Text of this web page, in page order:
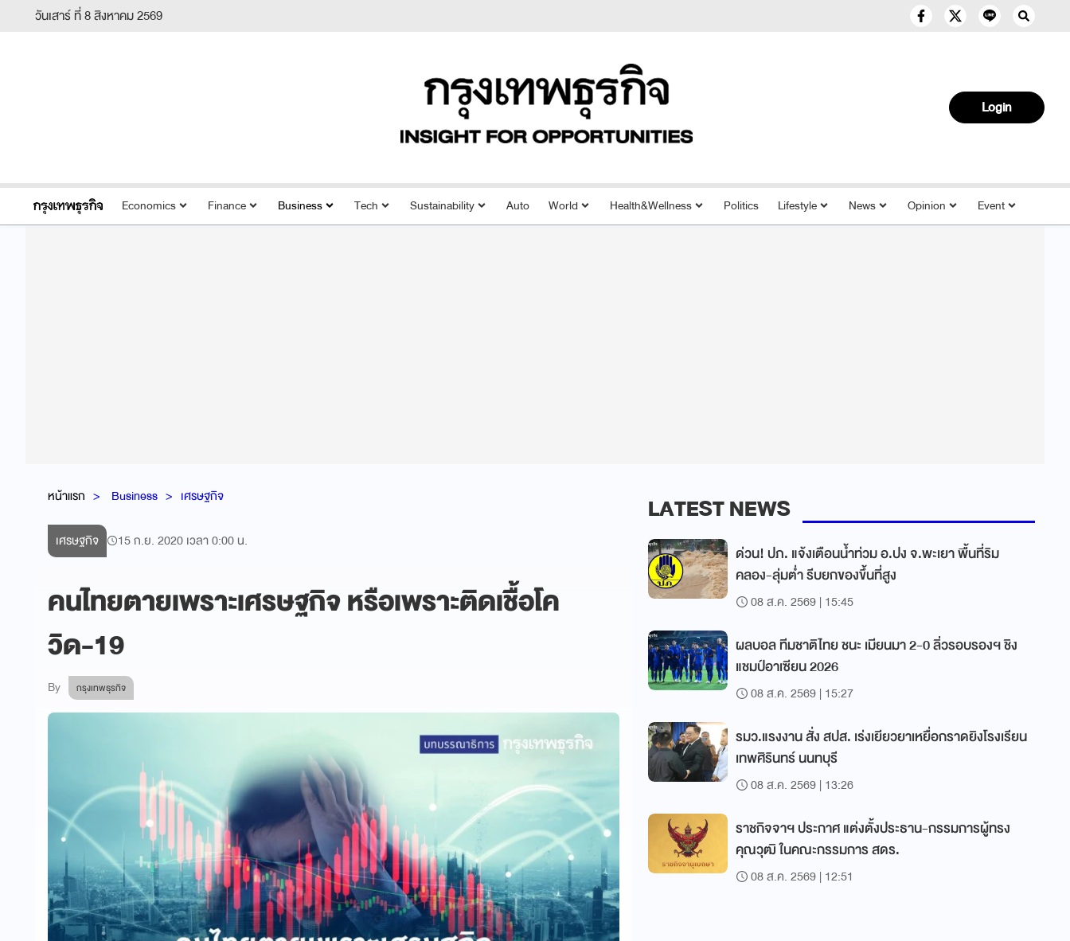
วันเสาร์ ที่ 8 สิงหาคม 2569
Login
Economics Finance Business Tech Sustainability Auto World Health&Wellness Politics Lifestyle News Opinion Event
หน้าแรก Business เศรษฐกิจ
เศรษฐกิจ 15 ก.ย. 2020 เวลา 0:00 น.
คนไทยตายเพราะเศรษฐกิจ หรือเพราะติดเชื้อโค
วิด-19
By กรุงเทพธุรกิจ
LATEST NEWS
ด่วน! ปภ. แจ้งเตือนน้ำท่วม อ.ปง จ.พะเยา พื้นที่ริม
คลอง-ลุ่มต่ำ รีบยกของขึ้นที่สูง
08 ส.ค. 2569 | 15:45
ผลบอล ทีมชาติไทย ชนะ เมียนมา 2-0 ลิ่วรอบรองฯ ชิง
แชมป์อาเซียน 2026
08 ส.ค. 2569 | 15:27
รมว.แรงงาน สั่ง สปส. เร่งเยียวยาเหยื่อกราดยิงโรงเรียน
เทพศิรินทร์ นนทบุรี
08 ส.ค. 2569 | 13:26
ราชกิจจาฯ ประกาศ แต่งตั้งประธาน-กรรมการผู้ทรง
คุณวุฒิ ในคณะกรรมการ สดร.
08 ส.ค. 2569 | 12:51